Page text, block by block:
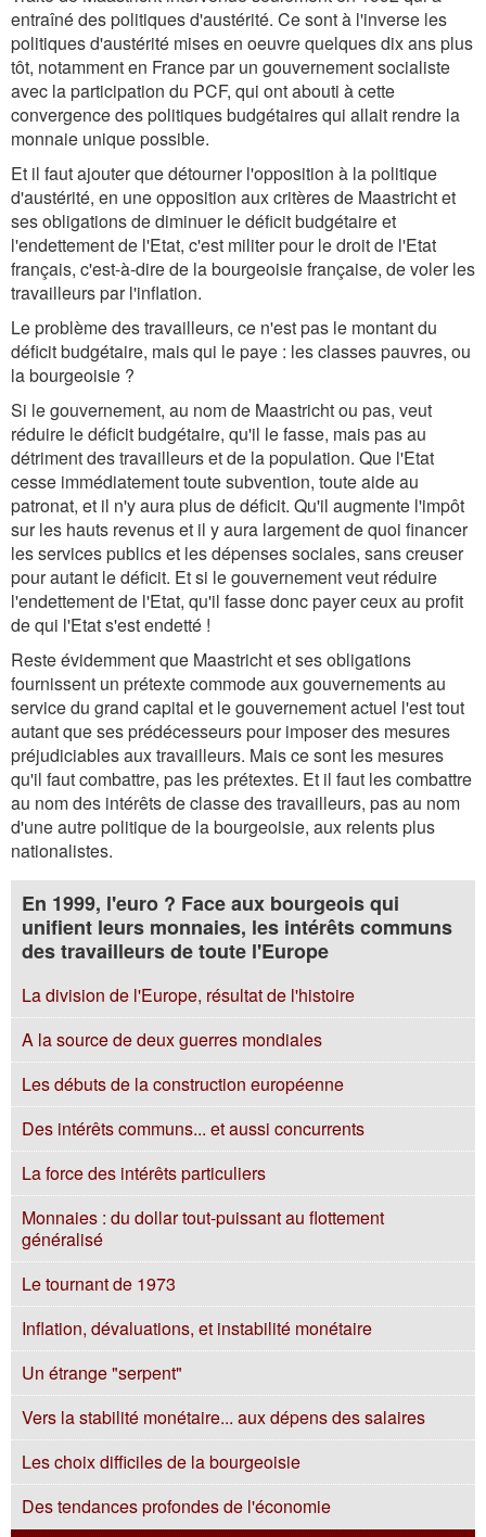
entraîné des politiques d'austérité. Ce sont à l'inverse les
politiques d'austérité mises en oeuvre quelques dix ans plus
tôt, notamment en France par un gouvernement socialiste
avec la participation du PCF, qui ont abouti à cette
convergence des politiques budgétaires qui allait rendre la
monnaie unique possible.
Et il faut ajouter que détourner l'opposition à la politique
d'austérité, en une opposition aux critères de Maastricht et
ses obligations de diminuer le déficit budgétaire et
l'endettement de l'Etat, c'est militer pour le droit de l'Etat
français, c'est-à-dire de la bourgeoisie française, de voler les
travailleurs par l'inflation.
Le problème des travailleurs, ce n'est pas le montant du
déficit budgétaire, mais qui le paye : les classes pauvres, ou
la bourgeoisie ?
Si le gouvernement, au nom de Maastricht ou pas, veut
réduire le déficit budgétaire, qu'il le fasse, mais pas au
détriment des travailleurs et de la population. Que l'Etat
cesse immédiatement toute subvention, toute aide au
patronat, et il n'y aura plus de déficit. Qu'il augmente l'impôt
sur les hauts revenus et il y aura largement de quoi financer
les services publics et les dépenses sociales, sans creuser
pour autant le déficit. Et si le gouvernement veut réduire
l'endettement de l'Etat, qu'il fasse donc payer ceux au profit
de qui l'Etat s'est endetté !
Reste évidemment que Maastricht et ses obligations
fournissent un prétexte commode aux gouvernements au
service du grand capital et le gouvernement actuel l'est tout
autant que ses prédécesseurs pour imposer des mesures
préjudiciables aux travailleurs. Mais ce sont les mesures
qu'il faut combattre, pas les prétextes. Et il faut les combattre
au nom des intérêts de classe des travailleurs, pas au nom
d'une autre politique de la bourgeoisie, aux relents plus
nationalistes.
En 1999, l'euro ? Face aux bourgeois qui
unifient leurs monnaies, les intérêts communs
des travailleurs de toute l'Europe
La division de l'Europe, résultat de l'histoire
A la source de deux guerres mondiales
Les débuts de la construction européenne
Des intérêts communs... et aussi concurrents
La force des intérêts particuliers
Monnaies : du dollar tout-puissant au flottement
généralisé
Le tournant de 1973
Inflation, dévaluations, et instabilité monétaire
Un étrange "serpent"
Vers la stabilité monétaire... aux dépens des salaires
Les choix difficiles de la bourgeoisie
Des tendances profondes de l'économie